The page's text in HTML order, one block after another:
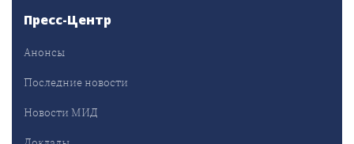
Пресс-Центр
Анонсы
Последние новости
Новости МИД